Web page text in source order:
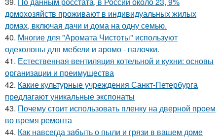
домохозяйств проживают в индивидуальных жилых
домах, включая дачи и дома на одну семью.
40. Многие для "Аромата Чистоты" используют
одеколоны для мебели и аромо - палочки.
41. Естественная вентиляция котельной и кухни: основы
организации и преимущества
42. Какие культурные учреждения Санкт-Петербурга
предлагают уникальные экспонаты
43. Почему стоит использовать пленку на дверной проем
во время ремонта
44. Как навсегда забыть о пыли и грязи в вашем доме